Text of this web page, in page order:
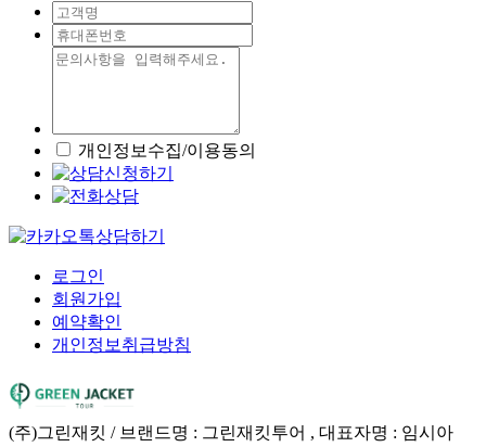
개인정보수집/이용동의
로그인
회원가입
예약확인
개인정보취급방침
(주)그린재킷 / 브랜드명 : 그린재킷투어 , 대표자명 : 임시아